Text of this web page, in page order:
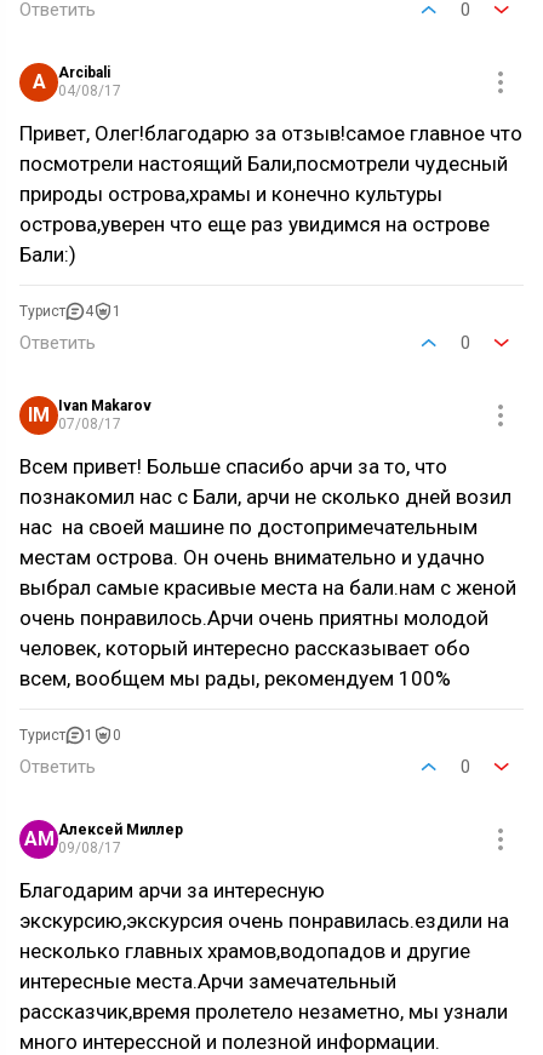
Ответить 0
A
Arcibali
04/08/17
Привет, Олег!благодарю за отзыв!самое главное что
посмотрели настоящий Бали,посмотрели чудесный
природы острова,храмы и конечно культуры
острова,уверен что еще раз увидимся на острове
Бали:)
Турист 4 1
Ответить 0
IM
Ivan Makarov
07/08/17
Всем привет! Больше спасибо арчи за то, что
познакомил нас с Бали, арчи не сколько дней возил
нас на своей машине по достопримечательным
местам острова. Он очень внимательно и удачно
выбрал самые красивые места на бали.нам с женой
очень понравилось.Арчи очень приятны молодой
человек, который интересно рассказывает обо
всем, вообщем мы рады, рекомендуем 100%
Турист 1 0
Ответить 0
АМ Алексей Миллер
09/08/17
Благодарим арчи за интересную
экскурсию,экскурсия очень понравилась.ездили на
несколько главных храмов,водопадов и другие
интересные места.Арчи замечательный
рассказчик,время пролетело незаметно, мы узнали
много интерессной и полезной информации.